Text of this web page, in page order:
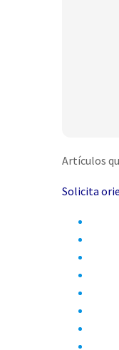
Artículos
Solicita